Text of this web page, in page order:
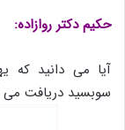
حکیم دکتر روازاده:
آیا می دانید که
سوبسید دریافت می